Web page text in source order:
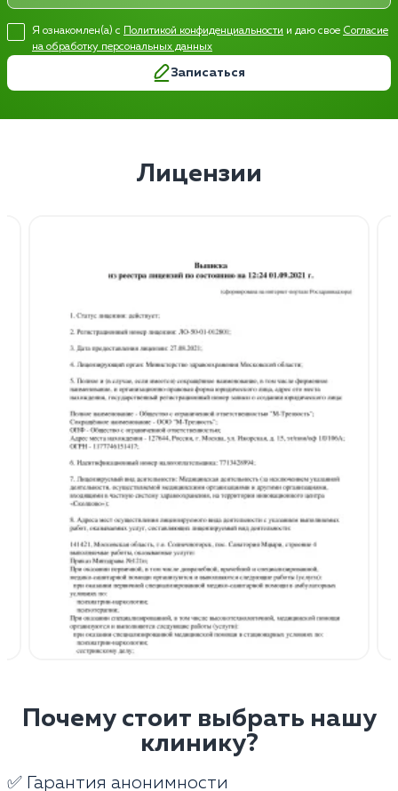
Я ознакомлен(а) с Политикой конфиденциальности и даю свое Согласие
на обработку персональных данных
Записаться
Лицензии
Почему стоит выбрать нашу
клинику?
✅ Гарантия анонимности